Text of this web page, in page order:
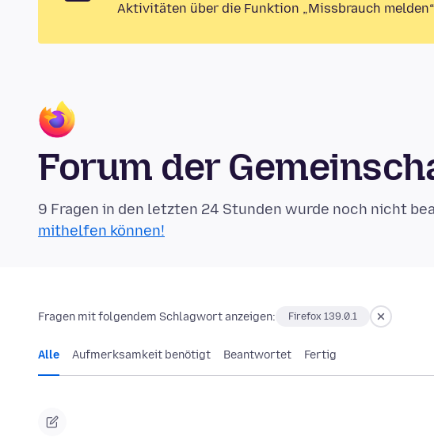
Aktivitäten über die Funktion „Missbrauch
Forum der
9 Fragen in den letzten 24 Stunden wurde noch nicht
mithelfen können!
Fragen mit folgendem Schlagwort anzeigen: Firefox 139.0.1
Alle Aufmerksamkeit benötigt Beantwortet Fertig